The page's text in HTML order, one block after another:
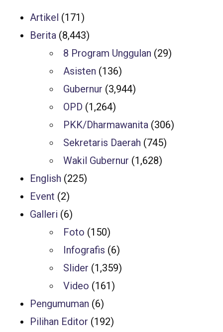
Artikel (171)
Berita (8,443)
8 Program Unggulan (29)
Asisten (136)
Gubernur (3,944)
OPD (1,264)
PKK/Dharmawanita (306)
Sekretaris Daerah (745)
Wakil Gubernur (1,628)
English (225)
Event (2)
Galleri (6)
Foto (150)
Infografis (6)
Slider (1,359)
Video (161)
Pengumuman (6)
Pilihan Editor (192)